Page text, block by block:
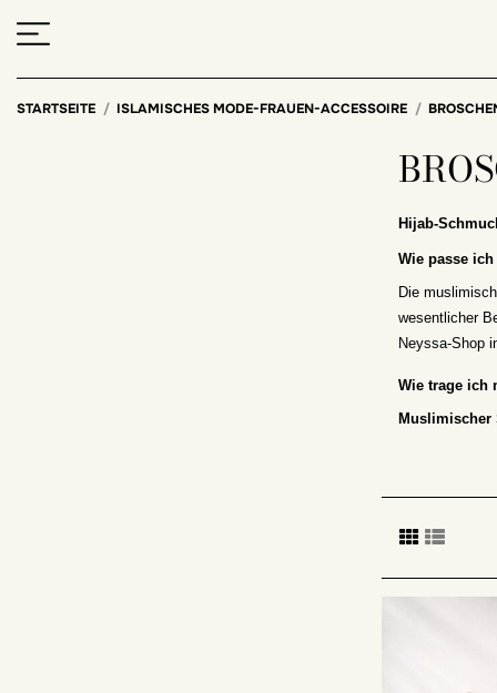
STARTSEITE ISLAMISCHES MODE-FRAUEN-ACCESSOIRE
Hijab-
Wie passe
Die
wesentlicher
Neyssa-Shop
Wie trage ich
Muslimischer
Der Hijab
sich für einen
entscheiden
Dies ist nicht